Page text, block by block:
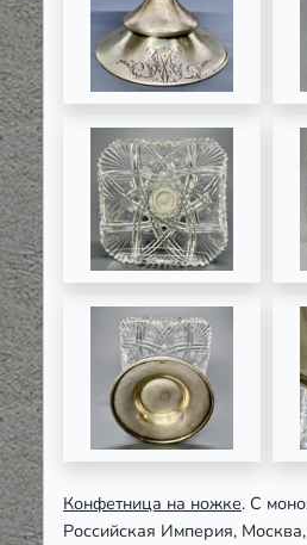
Конфетница на ножке. С
Российская Империя,